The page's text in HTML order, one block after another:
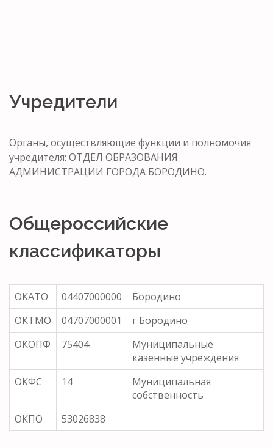
Учредители
Органы, осуществляющие функции и полномочия
учредителя: ОТДЕЛ ОБРАЗОВАНИЯ
АДМИНИСТРАЦИИ ГОРОДА БОРОДИНО.
Общероссийские
классификаторы
ОКАТО 04407000000
Бородино
ОКТМО
04707000001
г Бородино
ОКОПФ
75404
Муниципальные
казенные учреждения
ОКФС
14
Муниципальная
собственность
ОКПО
53026838